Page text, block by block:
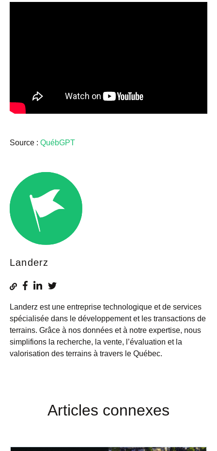
Source : QuébGPT
Landerz
Landerz est une entreprise technologique et de services
spécialisée dans le développement et les transactions de
terrains. Grâce à nos données et à notre expertise, nous
simplifions la recherche, la vente, l’évaluation et la
valorisation des terrains à travers le Québec.
Articles connexes